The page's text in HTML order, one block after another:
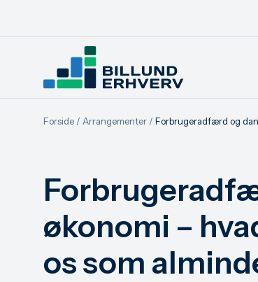
Forside / Arrangementer / Forbrugeradfærd og
økonomi –
os som